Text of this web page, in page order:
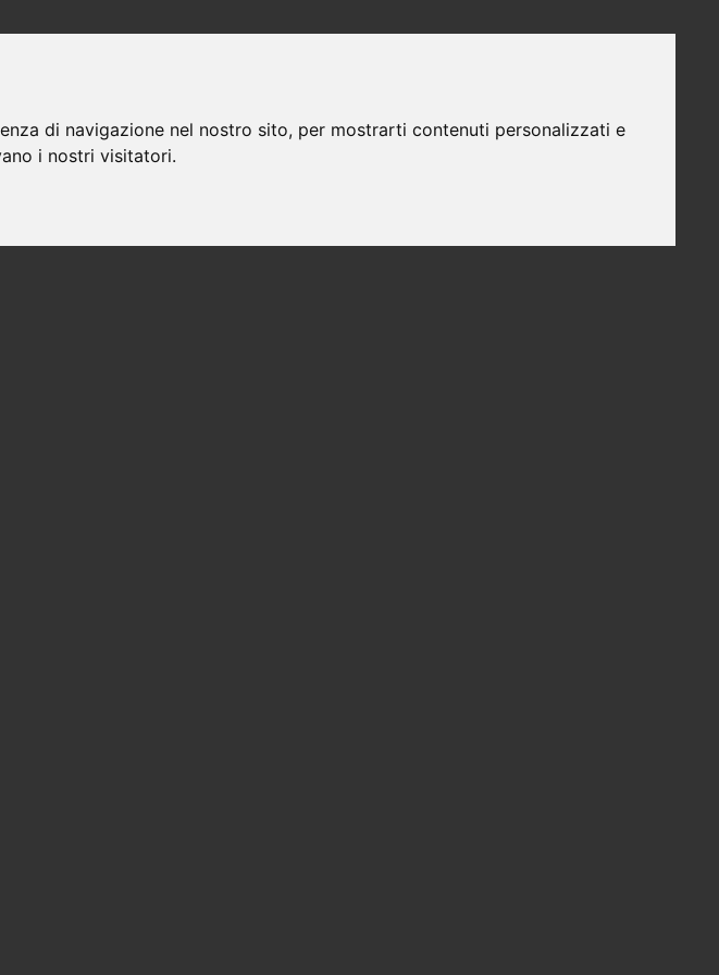
di navigazione nel nostro sito, per mostrarti contenuti personalizzati e
i nostri visitatori.